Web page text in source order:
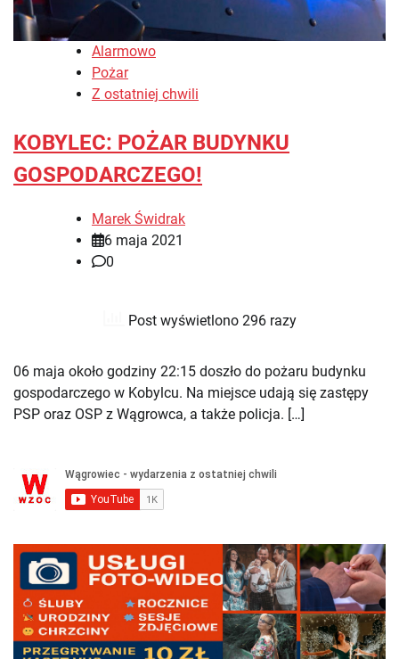
Alarmowo
Pożar
Z ostatniej chwili
KOBYLEC: POŻAR BUDYNKU
GOSPODARCZEGO!
Marek Świdrak
6 maja 2021
0
Post wyświetlono 296 razy
06 maja około godziny 22:15 doszło do pożaru budynku
gospodarczego w Kobylcu. Na miejsce udają się zastępy
PSP oraz OSP z Wągrowca, a także policja. […]